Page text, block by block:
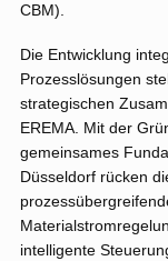
CBM).
Die Entwicklung
Prozesslösungen
strategischen
EREMA. Mit der
gemeinsames
Düsseldorf rücken
intelligente